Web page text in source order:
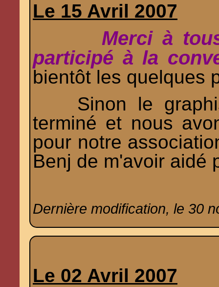
Le 15 Avril 2007
Merci à
participé à la
bientôt les quelques
Sinon le
terminé et nous
pour notre
Benj de m'avoir aidé
Dernière modification, le 30
Le 02 Avril 2007